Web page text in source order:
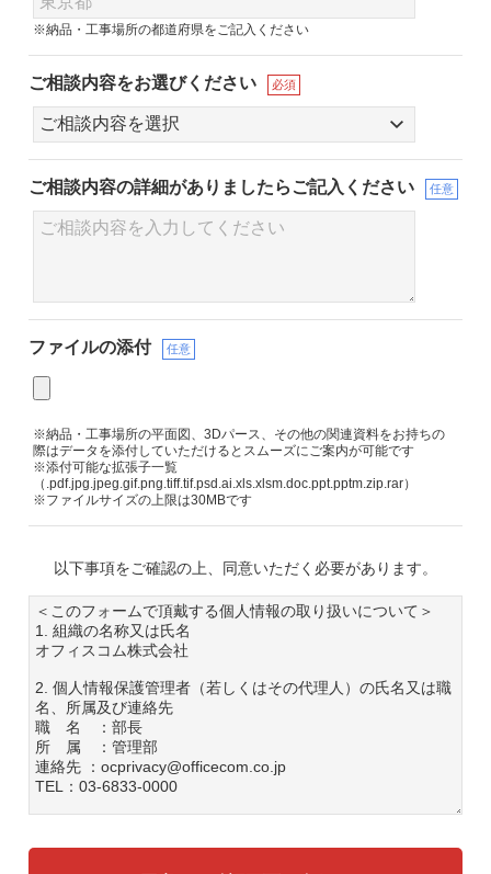
※納品・工事場所の都道府県をご記入ください
ご相談内容をお選びください 必須
ご相談内容の詳細がありましたらご記入ください 任意
ファイルの添付 任意
※納品・工事場所の平面図、3Dパース、その他の関連資料をお持ちの
際はデータを添付していただけるとスムーズにご案内が可能です
※添付可能な拡張子一覧
（.pdf.jpg.jpeg.gif.png.tiff.tif.psd.ai.xls.xlsm.doc.ppt.pptm.zip.rar）
※ファイルサイズの上限は30MBです
以下事項をご確認の上、同意いただく必要があります。
＜このフォームで頂戴する個人情報の取り扱いについて＞
1. 組織の名称又は氏名
オフィスコム株式会社
2. 個人情報保護管理者（若しくはその代理人）の氏名又は職
名、所属及び連絡先
職 名 ：部長
所 属 ：管理部
連絡先 ：ocprivacy@officecom.co.jp
TEL：03-6833-0000
各種お問い合わせ対応のため